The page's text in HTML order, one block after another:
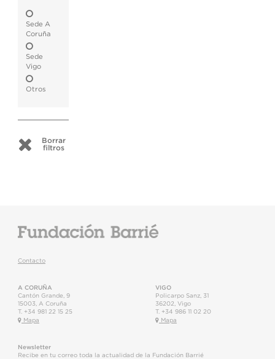
Sede A
Coruña
Sede
Vigo
Otros
Borrar
filtros
Contacto
A CORUÑA
Cantón Grande, 9
15003
A Coruña
T. +34 981 22 15 25
Mapa
VIGO
Policarpo Sanz, 31
36202 Vigo
T. +34 986 11 02 20
Mapa
Newsletter
Recibe en tu correo toda la actualidad de la Fundación Barrié